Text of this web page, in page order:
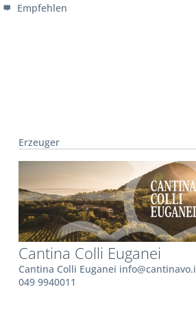
Empfehlen
Erzeuger
Cantina Colli Euganei
Cantina Colli Euganei
049 9940011